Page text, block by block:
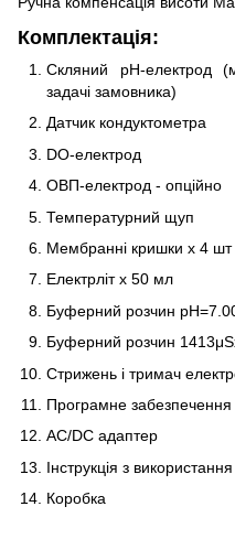
Комплектація:
Скляний рН-електрод
задачі замовника)
Датчик кондуктометра
DO-електрод
ОВП-електрод - опційно
Температурний щуп
Мембранні кришки х 4 шт
Електрліт х 50 мл
Буферний розчин
Буферний розчин
Стрижень і тримач
Програмне забезпечення
AC/DC адаптер
Інструкція з використання
Коробка